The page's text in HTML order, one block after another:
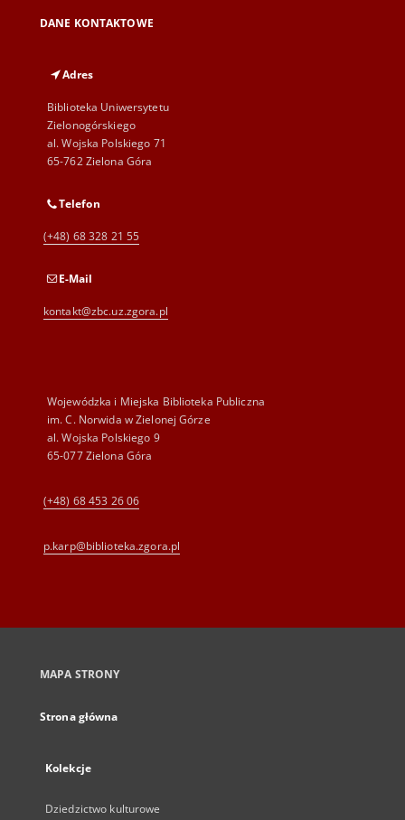
DANE KONTAKTOWE
Adres
Biblioteka Uniwersytetu
Zielonogórskiego
al. Wojska Polskiego 71
65-762 Zielona Góra
Telefon
(+48) 68 328 21 55
E-Mail
kontakt@zbc.uz.zgora.pl
Wojewódzka i Miejska Biblioteka Publiczna
im. C. Norwida w Zielonej Górze
al. Wojska Polskiego 9
65-077 Zielona Góra
(+48) 68 453 26 06
p.karp@biblioteka.zgora.pl
MAPA STRONY
Strona główna
Kolekcje
Dziedzictwo kulturowe